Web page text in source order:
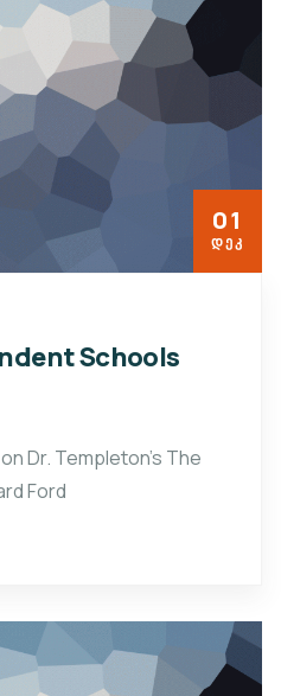
01
ᲓᲔᲙ
Schools
Dr. Templeton’s The
Ford